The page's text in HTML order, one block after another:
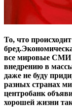
То, что
все мировые СМИ
внедрению в
даже не буду
разных странах
центробанк
хорошей жизни